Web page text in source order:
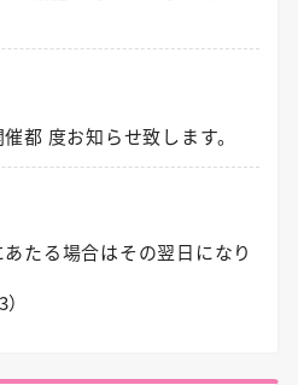
都 度お知らせ致します。
たる場合はその翌日になり